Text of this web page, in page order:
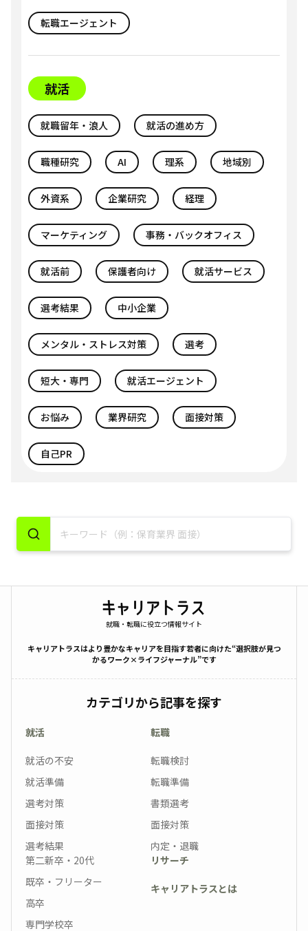
転職エージェント
就活
就職留年・浪人 就活の進め方
職種研究 AI 理系 地域別
外資系 企業研究 経理
マーケティング 事務・バックオフィス
就活前 保護者向け 就活サービス
選考結果 中小企業
メンタル・ストレス対策 選考
短大・専門 就活エージェント
お悩み 業界研究 面接対策
自己PR
就職・転職に役立つ情報サイト
キャリアトラスはより豊かなキャリアを目指す若者に向けた“選択肢が見つ
かるワーク×ライフジャーナル”です
カテゴリから記事を探す
就活
就活の不安
就活準備
選考対策
面接対策
選考結果
転職
転職検討
転職準備
書類選考
面接対策
内定・退職
第二新卒・20代
既卒・フリーター
高卒
専門学校卒
リサーチ
キャリアトラスとは